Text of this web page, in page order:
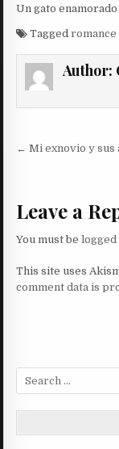
Un gato enamorado
Taggedromance
Author:
Post
← Mi exnovio y sus
Leave a
You must belogged
This site uses
comment data is
Search
for: